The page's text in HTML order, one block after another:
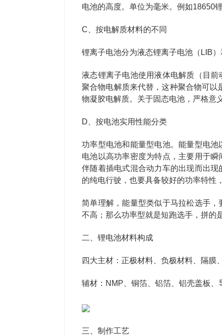
电池的高度。单位为毫米。例如18650
C、按电解质材料的不同
锂离子电池分为液态锂离子电池（LIB
液态锂离子电池使用液体电解质（目
聚合物电解质来代替，这种聚合物可以
物凝胶电解质。关于固态电池，严格意
D、按电池实用性能分类
功率型电池和能量型电池。能量型电
电池以高功率密度为特点，主要用于
伴随着插电式混合动力车的出现而出
的纯电行驶，也要具备较好的功率特性
简单理解，能量型类似于马拉松选手
不高；那么功率型就是短跑选手，拼的
二、锂电池材料构成
四大主材：正极材料、负极材料、隔膜
辅材：NMP、铜箔、铝箔、铝壳盖板
三、制作工艺